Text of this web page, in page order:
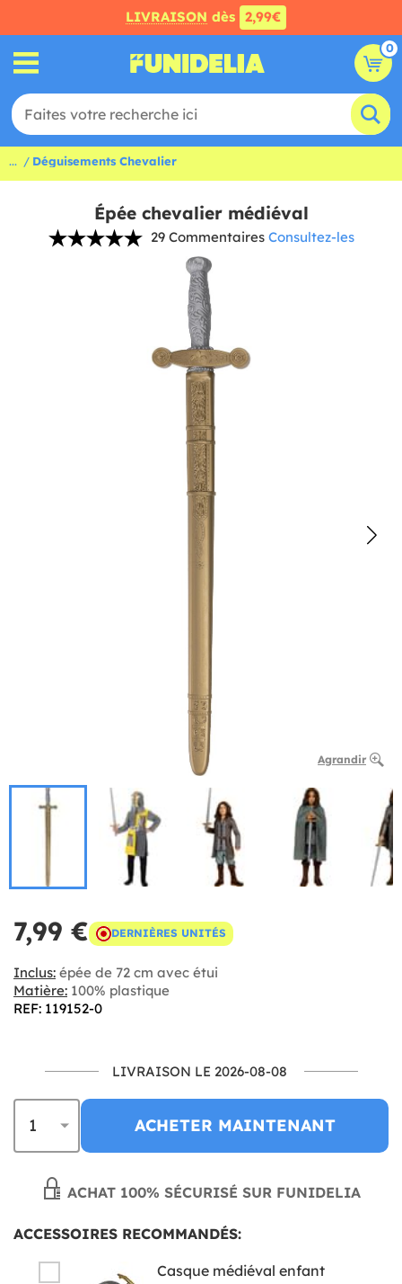
LIVRAISON dès 2,99€
0
... Déguisements Chevalier
Épée chevalier médiéval
29 Commentaires Consultez-les
Agrandir
7,99 € DERNIÈRES UNITÉS
Inclus: épée de 72 cm avec étui
Matière: 100% plastique
REF: 119152-0
LIVRAISON LE 2026-08-08
ACHETER MAINTENANT
ACHAT 100% SÉCURISÉ SUR FUNIDELIA
ACCESSOIRES RECOMMANDÉS:
Casque médiéval enfant